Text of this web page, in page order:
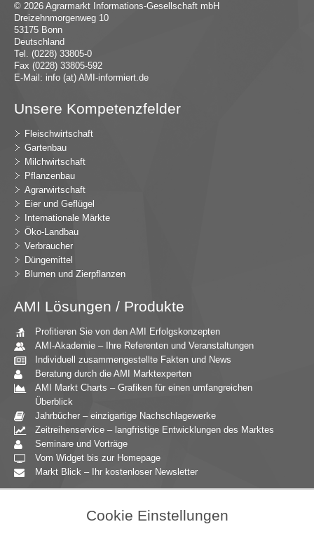
© 2026 Agrarmarkt Informations-Gesellschaft mbH
Dreizehnmorgenweg 10
53175 Bonn
Deutschland
Tel. (0228) 33805-0
Fax (0228) 33805-592
E-Mail: info (at) AMI-informiert.de
Unsere Kompetenzfelder
Fleischwirtschaft
Gartenbau
Milchwirtschaft
Pflanzenbau
Agrarwirtschaft
Eier und Geflügel
Internationale Märkte
Öko-Landbau
Verbraucher
Düngemittel
Blumen und Zierpflanzen
AMI Lösungen / Produkte
Profitieren Sie von den AMI Erfolgskonzepten
AMI-Akademie – Ihre Referenten und Veranstaltungen
Individuell zusammengestellte Fakten und News
Beratung durch die AMI Marktexperten
AMI Markt Charts – Grafiken für einen umfangreichen
Überblick
Jahrbücher – einzigartige Nachschlagewerke
Zeitreihenservice – langfristige Entwicklungen des Marktes
Seminare und Vorträge
Vom Widget bis zur Homepage
Markt Blick – Ihr kostenloser Newsletter
Cookie Einstellungen